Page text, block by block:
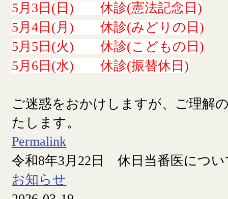
5月3日(日) 休診(憲法記念日)
5月4日(月) 休診(みどりの日)
5月5日(火) 休診(こどもの日)
5月6日(水) 休診(振替休日)
ご迷惑をおかけしますが、ご理解
たします。
Permalink
令和8年3月22日 休日当番医につい
お知らせ